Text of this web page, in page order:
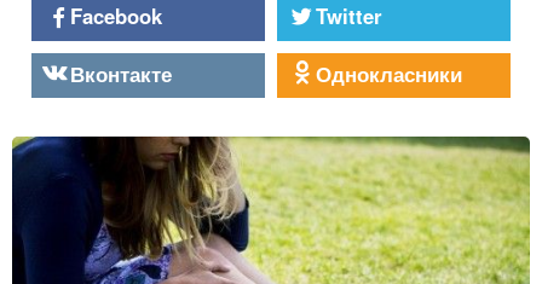
Facebook
Twitter
Вконтакте
Однокласники